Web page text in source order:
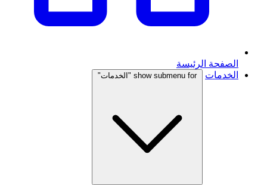
الصفحة الرئيسة
الخدمات
show submenu for "الخدمات"